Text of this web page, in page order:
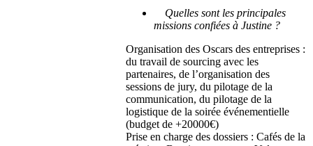
Quelles sont les principales
missions confiées à Justine ?
Organisation des Oscars des entreprises :
du travail de sourcing avec les
partenaires, de l’organisation des
sessions de jury, du pilotage de la
communication, du pilotage de la
logistique de la soirée événementielle
(budget de +20000€)
Prise en charge des dossiers : Cafés de la